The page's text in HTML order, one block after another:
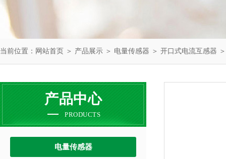
当前位置： 网站首页 ＞ 产品展示 ＞ 电量传感器 ＞ 开口式电流互感器
产品中心
PRODUCTS
电量传感器